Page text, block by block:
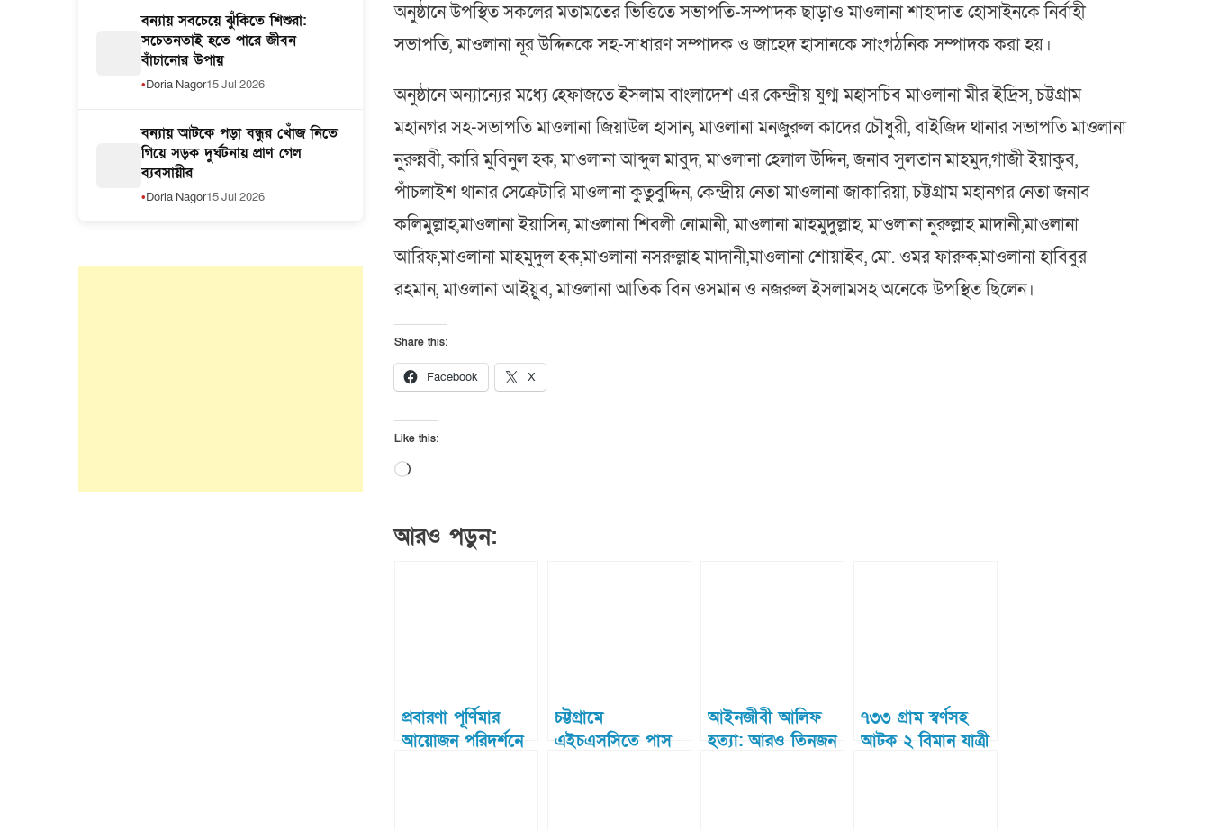
অনুষ্ঠানে উপস্থিত সকলের মতামতের ভিত্তিতে সভাপতি-সম্পাদক ছাড়াও মাওলানা শাহাদাত হোসাইনকে নির্বাহী
সভাপতি, মাওলানা নূর উদ্দিনকে সহ-সাধারণ সম্পাদক ও জাহেদ হাসানকে সাংগঠনিক সম্পাদক করা হয়।
অনুষ্ঠানে অন্যান্যের মধ্যে হেফাজতে ইসলাম বাংলাদেশ এর কেন্দ্রীয় যুগ্ম মহাসচিব মাওলানা মীর ইদ্রিস, চট্টগ্রাম
মহানগর সহ-সভাপতি মাওলানা জিয়াউল হাসান, মাওলানা মনজুরুল কাদের চৌধুরী, বাইজিদ থানার সভাপতি মাওলানা
নুরুন্নবী, কারি মুবিনুল হক, মাওলানা আব্দুল মাবুদ, মাওলানা হেলাল উদ্দিন, জনাব সুলতান মাহমুদ,গাজী ইয়াকুব,
পাঁচলাইশ থানার সেক্রেটারি মাওলানা কুতুবুদ্দিন, কেন্দ্রীয় নেতা মাওলানা জাকারিয়া, চট্টগ্রাম মহানগর নেতা জনাব
কলিমুল্লাহ,মাওলানা ইয়াসিন, মাওলানা শিবলী নোমানী, মাওলানা মাহমুদুল্লাহ, মাওলানা নুরুল্লাহ মাদানী,মাওলানা
আরিফ,মাওলানা মাহমুদুল হক,মাওলানা নসরুল্লাহ মাদানী,মাওলানা শোয়াইব, মো. ওমর ফারুক,মাওলানা হাবিবুর
রহমান, মাওলানা আইয়ুব, মাওলানা আতিক বিন ওসমান ও নজরুল ইসলামসহ অনেকে উপস্থিত ছিলেন।
Share this:
Facebook X
Like this:
Loading…
আরও পড়ুন:
প্রবারণা পূর্ণিমার
আয়োজন পরিদর্শনে
চট্টগ্রামে
এইচএসসিতে পাস
আইনজীবী আলিফ
হত্যা: আরও তিনজন
৭৩৩ গ্রাম স্বর্ণসহ
আটক ২ বিমান যাত্রী
বন্যায় সবচেয়ে ঝুঁকিতে শিশুরা:
সচেতনতাই হতে পারে জীবন
বাঁচানোর উপায়
Doria Nagor15 Jul 2026
বন্যায় আটকে পড়া বন্ধুর খোঁজ নিতে
গিয়ে সড়ক দুর্ঘটনায় প্রাণ গেল
ব্যবসায়ীর
Doria Nagor15 Jul 2026